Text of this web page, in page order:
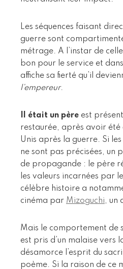
Les séquences faisant
guerre sont
métrage. A l’instar de
bon pour le service et
affiche sa fierté qu’il
l’empereur.
Il était un père est
restaurée, après avoir été
Unis après la guerre. Si
ne sont pas précisées, un
de propagande : le père
les valeurs incarnées par
célèbre histoire a
cinéma par Mizoguchi, un
Mais le comportement de
est pris d’un malaise vers
désamorce l’esprit du
poème. Si la raison de ce